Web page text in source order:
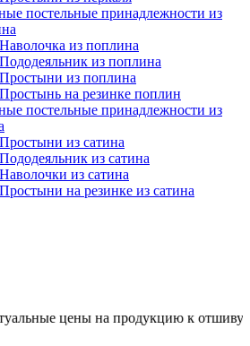
постельные принадлежности из
Наволочка из поплина
Пододеяльник из поплина
Простыни из поплина
Простынь на резинке поплин
постельные принадлежности из
Простыни из сатина
Пододеяльник из сатина
Наволочки из сатина
Простыни на резинке из сатина
цены на продукцию к отшиву